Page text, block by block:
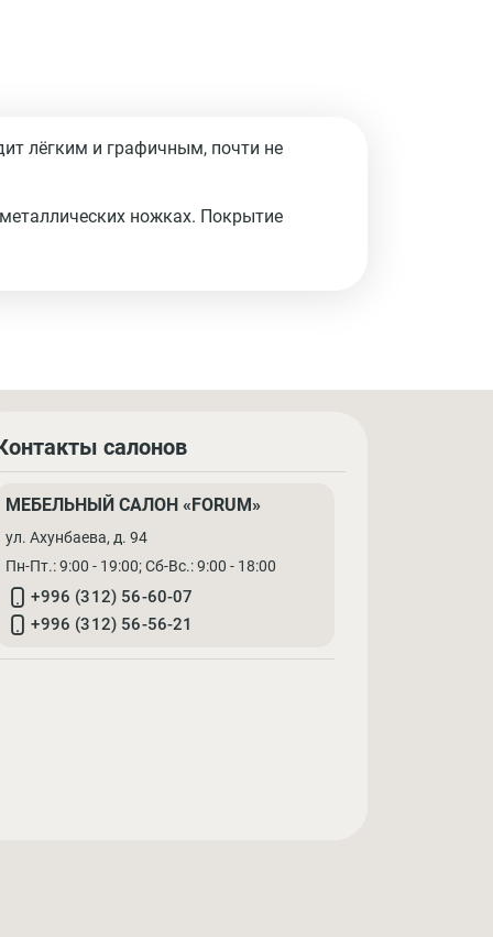
лёгким и графичным, почти не
ножках. Покрытие
салонов
МЕБЕЛЬНЫЙ САЛОН «FORUM»
ул. Ахунбаева, д. 94
Пн-Пт.: 9:00 - 19:00; Cб-Вс.: 9:00 - 18:00
+996 (312) 56-60-07
+996 (312) 56-56-21